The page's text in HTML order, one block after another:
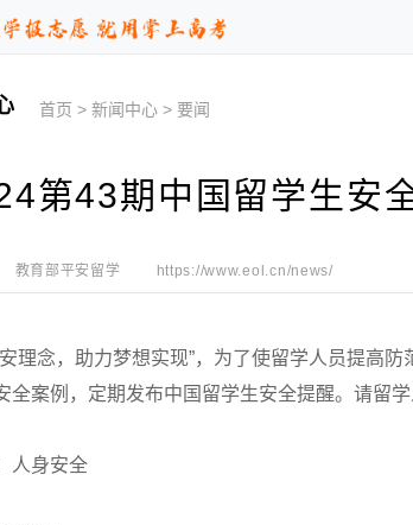
首页 >新闻中心 > 要闻
第43期中国留学生安
教育部平安留学 https://www.eol.cn/news/
念，助力梦想实现”，为了使留学人员提高防
全案例，定期发布中国留学生安全提醒。请留
身安全